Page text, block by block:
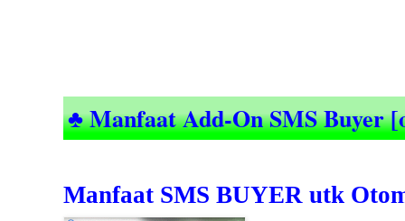
♣ Manfaat Add-On SMS Buyer
Manfaat SMS BUYER utk